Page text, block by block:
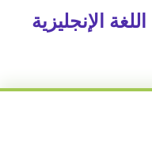
اللغة الإنجليزية